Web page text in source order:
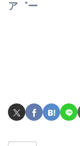
ア゛ー